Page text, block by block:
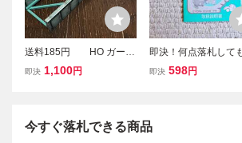
送料185円 HO ガータ
ー橋梁 自作品 １個売
即決 1,100円
即決！何点落札して
料185円★ デッドヒ
即決 598円
今すぐ落札できる商品